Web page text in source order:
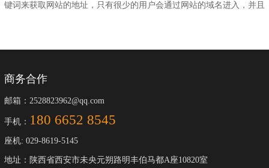
键词来获取网站的地址，只有很少的用户会通过网站的域名进入，并且
商务合作
邮箱：2528823962@qq.com
手机： 180 6652 8545
座机: 029-8619-5145
地址：陕西省西安市未央元朔路明丰伯马都A座10820室